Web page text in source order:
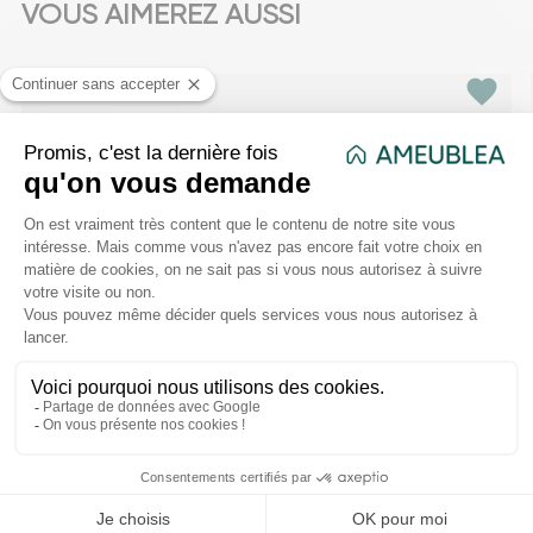
VOUS AIMEREZ AUSSI
favorite